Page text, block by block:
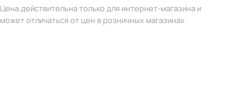
Цена действительна только для интернет-магазина и
может отличаться от цен в розничных магазинах